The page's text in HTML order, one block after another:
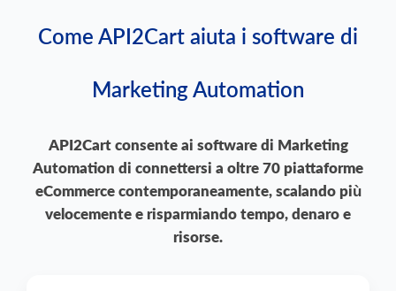
Come API2Cart aiuta i software di
Marketing Automation
API2Cart consente ai software di Marketing
Automation di connettersi a oltre 70 piattaforme
eCommerce contemporaneamente, scalando più
velocemente e risparmiando tempo, denaro e
risorse.